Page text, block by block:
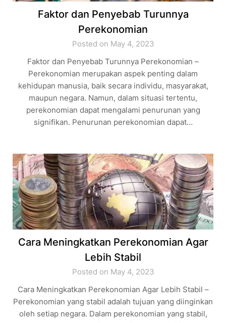
Faktor dan Penyebab Turunnya
Perekonomian
Posted on May 4, 2023
Faktor dan Penyebab Turunnya Perekonomian –
Perekonomian merupakan aspek penting dalam
kehidupan manusia, baik secara individu, masyarakat,
maupun negara. Namun, dalam situasi tertentu,
perekonomian dapat mengalami penurunan yang
signifikan. Penurunan perekonomian dapat…
Cara Meningkatkan Perekonomian Agar
Lebih Stabil
Posted on May 4, 2023
Cara Meningkatkan Perekonomian Agar Lebih Stabil –
Perekonomian yang stabil adalah tujuan yang diinginkan
oleh setiap negara. Dalam perekonomian yang stabil,